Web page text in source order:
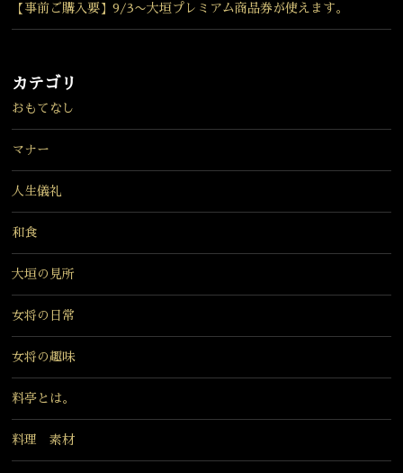
【事前ご購入要】9/3〜大垣プレミアム商品券が使えます。
カテゴリ
おもてなし
マナー
人生儀礼
和食
大垣の見所
女将の日常
女将の趣味
料亭とは。
料理 素材